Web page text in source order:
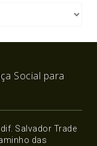
Social para
Salvador Trade
das